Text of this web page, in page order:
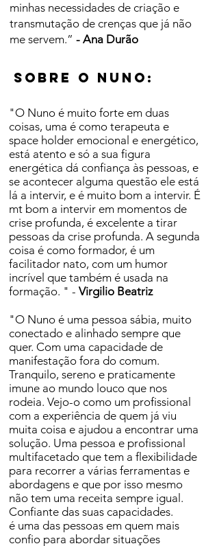
minhas necessidades de criação e
transmutação de crenças que já não
me servem.” - Ana Durão
Sobre o nuno:
"O Nuno é muito forte em duas
coisas, uma é como terapeuta e
space holder emocional e energético,
está atento e só a sua figura
energética dá confiança às pessoas, e
se acontecer alguma questão ele está
lá a intervir, e é muito bom a intervir. É
mt bom a intervir em momentos de
crise profunda, é excelente a tirar
pessoas da crise profunda. A segunda
coisa é como formador, é um
facilitador nato, com um humor
incrível que também é usada na
formação. " - Virgilio Beatriz
"O Nuno é uma pessoa sábia, muito
conectado e alinhado sempre que
quer. Com uma capacidade de
manifestação fora do comum.
Tranquilo, sereno e praticamente
imune ao mundo louco que nos
rodeia. Vejo-o como um profissional
com a experiência de quem já viu
muita coisa e ajudou a encontrar uma
solução. Uma pessoa e profissional
multifacetado que tem a flexibilidade
para recorrer a várias ferramentas e
abordagens e que por isso mesmo
não tem uma receita sempre igual.
Confiante das suas capacidades.
é uma das pessoas em quem mais
confio para abordar situações